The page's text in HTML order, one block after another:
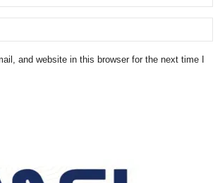
and website in this browser for the next time I